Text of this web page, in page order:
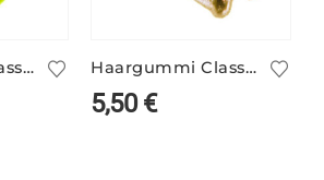
Haargummi Classic neongelb Haargummi Classic gold
5,50€